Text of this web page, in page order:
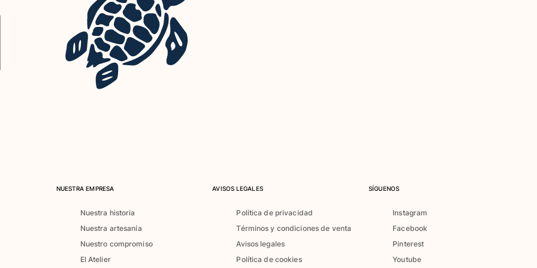
NUESTRA EMPRESA
Nuestra historia
Nuestra artesanía
Nuestro compromiso
El Atelier
AVISOS LEGALES
Política de privacidad
Términos y condiciones de venta
Avisos legales
Política de cookies
SÍGUENOS
Instagram
Facebook
Pinterest
Youtube